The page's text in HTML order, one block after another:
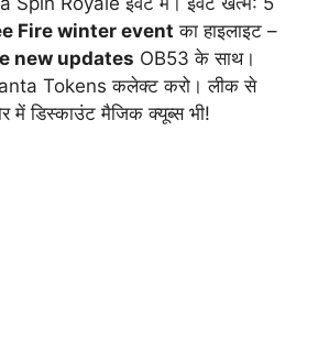
Fire winter event का हाइलाइट –
new updates OB53 के साथ।
Tokens कलेक्ट करो। लीक से
में डिस्काउंट मैजिक क्यूब्स भी!